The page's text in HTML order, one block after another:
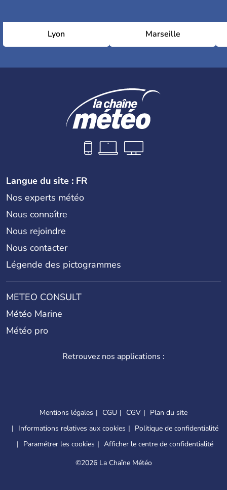
Lyon Marseille
Langue du site : FR
Nos experts météo
Nous connaître
Nous rejoindre
Nous contacter
Légende des pictogrammes
METEO CONSULT
Météo Marine
Météo pro
Retrouvez nos applications :
Mentions légales CGU CGV
Plan du site
Informations relatives aux cookies
Politique de confidentialité
Paramétrer les cookies
Afficher le centre de confidentialité
©2026 La Chaîne Météo